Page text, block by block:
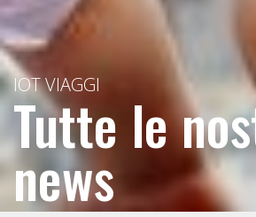
IOT VIAGGI
Tutte le
news